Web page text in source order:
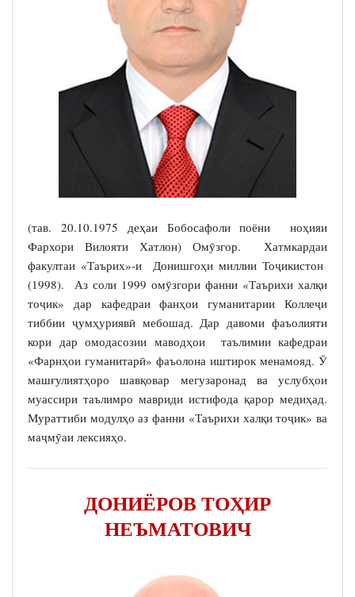
(тав. 20.10.1975 деҳаи Бобосафоли поёни ноҳияи
Фархори Вилояти Хатлон) Омӯзгор. Хатмкардаи
факултаи «Таърих»-и Донишгоҳи миллии Тоҷикистон
(1998). Аз соли 1999 омӯзгори фанни «Таърихи халқи
тоҷик» дар кафедраи фанҳои гуманитарии Коллеҷи
тиббии ҷумҳуриявӣ мебошад. Дар давоми фаъолияти
кори дар омодасозии маводҳои таълимии кафедраи
«Фарнҳои гуманитарӣ» фаъолона иштирок менамояд. Ӯ
машғулиятҳоро шавқовар мегузаронад ва услубҳои
муассири таълимро мавриди истифода қарор медиҳад.
Мураттиби модулҳо аз фанни «Таърихи халқи тоҷик» ва
маҷмӯаи лексияҳо.
ДОНИЁРОВ ТОҲИР
НЕЪМАТОВИЧ